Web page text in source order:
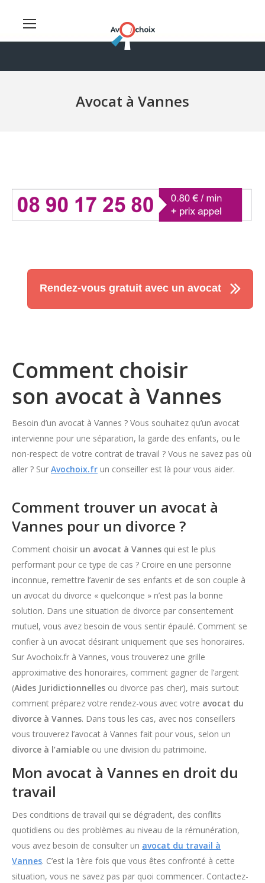
Avocat à Vannes
Rendez-vous gratuit avec un avocat
Comment choisir
son avocat à Vannes
Besoin d’un avocat à Vannes ? Vous souhaitez qu’un avocat
intervienne pour une séparation, la garde des enfants, ou le
non-respect de votre contrat de travail ? Vous ne savez pas où
aller ? Sur Avochoix.fr un conseiller est là pour vous aider.
Comment trouver un avocat à
Vannes pour un divorce ?
Comment choisir un avocat à Vannes qui est le plus
performant pour ce type de cas ? Croire en une personne
inconnue, remettre l’avenir de ses enfants et de son couple à
un avocat du divorce « quelconque » n’est pas la bonne
solution. Dans une situation de divorce par consentement
mutuel, vous avez besoin de vous sentir épaulé. Comment se
confier à un avocat désirant uniquement que ses honoraires.
Sur Avochoix.fr à Vannes, vous trouverez une grille
approximative des honoraires, comment gagner de l’argent
(Aides Juridictionnelles ou divorce pas cher), mais surtout
comment préparez votre rendez-vous avec votre avocat du
divorce à Vannes. Dans tous les cas, avec nos conseillers
vous trouverez l’avocat à Vannes fait pour vous, selon un
divorce à l’amiable ou une division du patrimoine.
Mon avocat à Vannes en droit du
travail
Des conditions de travail qui se dégradent, des conflits
quotidiens ou des problèmes au niveau de la rémunération,
vous avez besoin de consulter un avocat du travail à
Vannes. C’est la 1ère fois que vous êtes confronté à cette
situation, vous ne savez pas par quoi commencer. Contactez-